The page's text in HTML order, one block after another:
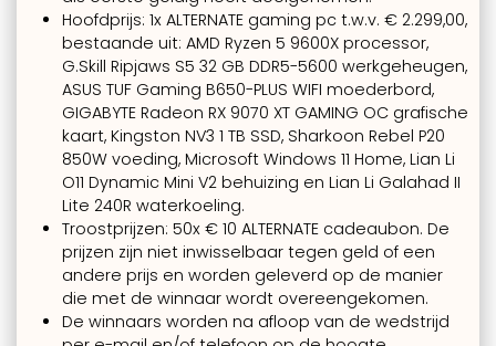
Hoofdprijs: 1x ALTERNATE gaming pc t.w.v. € 2.299,00,
bestaande uit: AMD Ryzen 5 9600X processor,
G.Skill Ripjaws S5 32 GB DDR5-5600 werkgeheugen,
ASUS TUF Gaming B650-PLUS WIFI moederbord,
GIGABYTE Radeon RX 9070 XT GAMING OC grafische
kaart, Kingston NV3 1 TB SSD, Sharkoon Rebel P20
850W voeding, Microsoft Windows 11 Home, Lian Li
O11 Dynamic Mini V2 behuizing en Lian Li Galahad II
Lite 240R waterkoeling.
Troostprijzen: 50x € 10 ALTERNATE cadeaubon. De
prijzen zijn niet inwisselbaar tegen geld of een
andere prijs en worden geleverd op de manier
die met de winnaar wordt overeengekomen.
De winnaars worden na afloop van de wedstrijd